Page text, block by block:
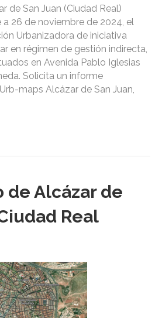
de San Juan (Ciudad Real)
26 de noviembre de 2024, el
Urbanizadora de iniciativa
en régimen de gestión indirecta,
en Avenida Pablo Iglesias
Solicita un informe
maps Alcázar de San Juan,
de Alcázar de
Real